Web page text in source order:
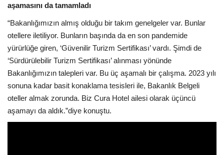
aşamasını da tamamladı
“Bakanlığımızın almış olduğu bir takım genelgeler var. Bunlar
otellere iletiliyor. Bunların başında da en son pandemide
yürürlüğe giren, ‘Güvenilir Turizm Sertifikası’ vardı. Şimdi de
‘Sürdürülebilir Turizm Sertifikası’ alınması yönünde
Bakanlığımızın talepleri var. Bu üç aşamalı bir çalışma. 2023 yılı
sonuna kadar basit konaklama tesisleri ile, Bakanlık Belgeli
oteller almak zorunda. Biz Cura Hotel ailesi olarak üçüncü
aşamayı da aldık.”diye konuştu.